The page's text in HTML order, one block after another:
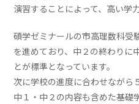
演習することによって、高い学
碩学ゼミナールの市高理数科受
を進めており、中２の終わりに
とが標準となっています。
次に学校の進度に合わせながら
中１・中２の内容も含めた基礎